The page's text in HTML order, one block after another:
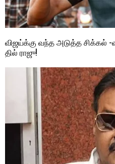
விஜய்க்கு வந்த அடுத்த சிக்கல் -
தில் ராஜு!